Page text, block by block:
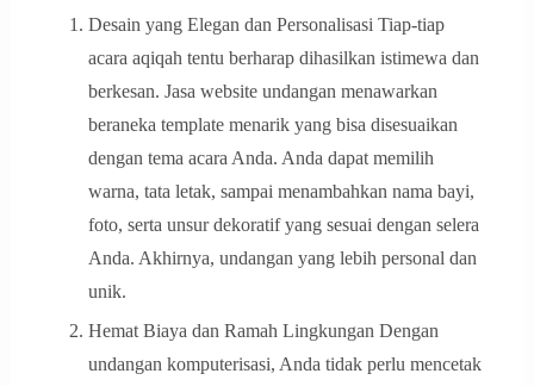
Desain yang Elegan dan Personalisasi Tiap-tiap
acara aqiqah tentu berharap dihasilkan istimewa dan
berkesan. Jasa website undangan menawarkan
beraneka template menarik yang bisa disesuaikan
dengan tema acara Anda. Anda dapat memilih
warna, tata letak, sampai menambahkan nama bayi,
foto, serta unsur dekoratif yang sesuai dengan selera
Anda. Akhirnya, undangan yang lebih personal dan
unik.
Hemat Biaya dan Ramah Lingkungan Dengan
undangan komputerisasi, Anda tidak perlu mencetak